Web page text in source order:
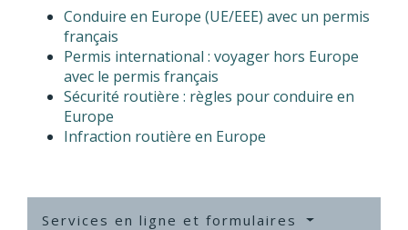
Conduire en Europe (UE/EEE) avec un permis
français
Permis international : voyager hors Europe
avec le permis français
Sécurité routière : règles pour conduire en
Europe
Infraction routière en Europe
Services en ligne et formulaires